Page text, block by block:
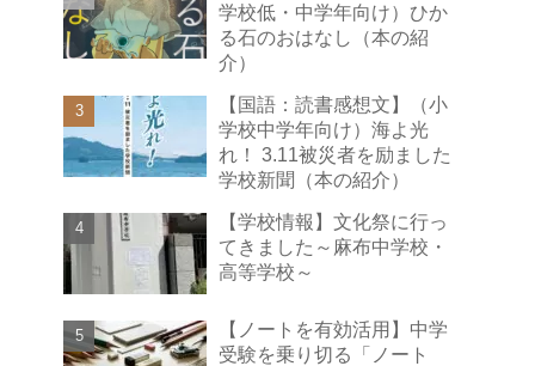
学校低・中学年向け）ひか
る石のおはなし（本の紹
介）
【国語：読書感想文】（小
学校中学年向け）海よ光
れ！ 3.11被災者を励ました
学校新聞（本の紹介）
【学校情報】文化祭に行っ
てきました～麻布中学校・
高等学校～
【ノートを有効活用】中学
受験を乗り切る「ノート